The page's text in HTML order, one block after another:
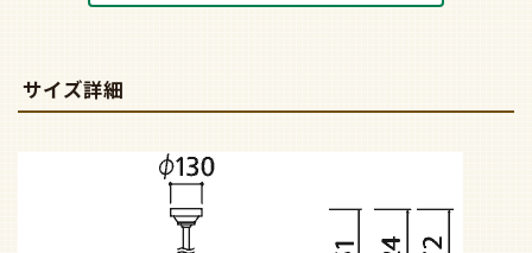
サイズ詳細